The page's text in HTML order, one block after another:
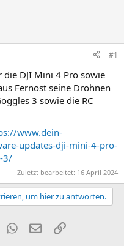
#1
DJI Mini 4 Pro sowie
Fernost seine Drohnen
3 sowie die RC
www.dein-
updates-dji-mini-4-pro-
3/
Zuletzt bearbeitet: 16 April 2024
um hier zu antworten.
WhatsApp
E-MailLink